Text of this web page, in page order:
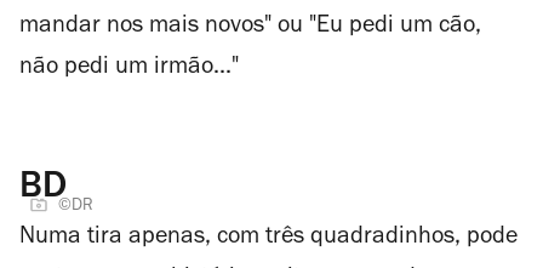
mandar nos mais novos" ou "Eu pedi um cão,
não pedi um irmão..."
BD©DR
Numa tira apenas, com três quadradinhos, pode